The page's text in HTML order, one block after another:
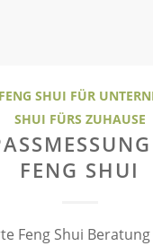
FENG SHUI FÜR
SHUI FÜRS ZUHAUSE
FENG SHUI
Feng Shui